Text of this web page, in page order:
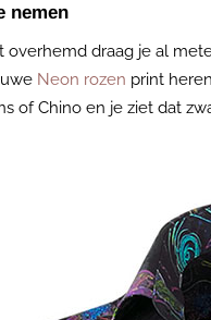
nemen
overhemd draag je al
Neon rozen print
of Chino en je ziet dat